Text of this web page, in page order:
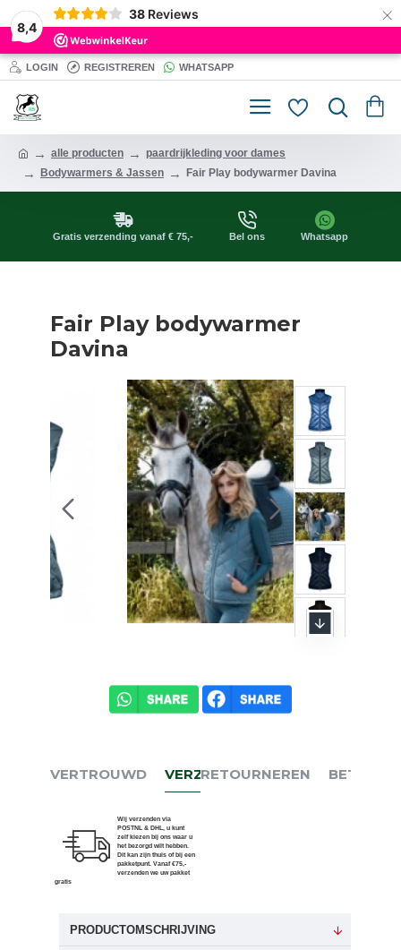
8,4
38 Reviews ×
LOGIN REGISTREREN WHATSAPP
alle producten
paardrijkleding voor dames
Bodywarmers & Jassen
Fair Play bodywarmer Davina
Gratis verzending vanaf € 75,- Bel ons Whatsapp
Fair Play bodywarmer
Davina
VERTROUWD VERZENDEN
Wij verzenden via
POSTNL & DHL, u kunt
zelf kiezen bij ons waar u
het bezorgd wilt hebben.
Dit kan zijn thuis of bij een
pakketpunt. Vanaf €75,-
verzenden we uw pakket
gratis
RETOURNEREN BETALEN
PRODUCTOMSCHRIJVING